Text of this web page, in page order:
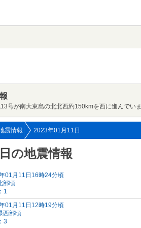
号が南大東島の北北西約150kmを西に進んでい
震情報 2023年01月11日
の地震情報
01月11日16時24分頃
部頃
1
01月11日12時19分頃
西部頃
3